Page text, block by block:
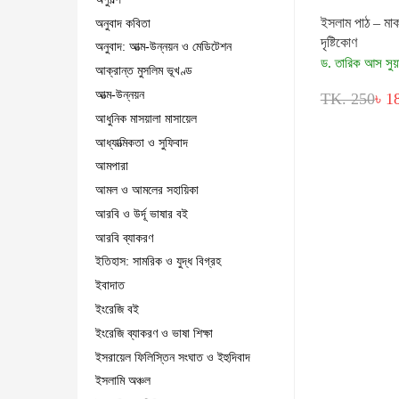
অনুবাদ কবিতা
অনুবাদ: আত্ম-উন্নয়ন ও মেডিটেশন
আক্রান্ত মুসলিম ভূখণ্ড
আত্ম-উন্নয়ন
আধুনিক মাসয়ালা মাসায়েল
আধ্যাত্মিকতা ও সুফিবাদ
আমপারা
আমল ও আমলের সহায়িকা
আরবি ও উর্দূ ভাষার বই
আরবি ব্যাকরণ
ইতিহাস: সামরিক ও যুদ্ধ বিগ্রহ
ইবাদাত
ইংরেজি বই
ইংরেজি ব্যাকরণ ও ভাষা শিক্ষা
ইসরায়েল ফিলিস্তিন সংঘাত ও ইহুদিবাদ
ইসলামি অঞ্চল
ইসলাম পাঠ –
দৃষ্টিকোণ
ড. তারিক আস
TK. 250৳